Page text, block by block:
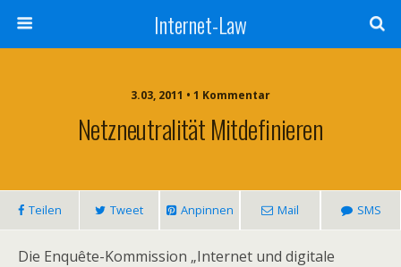
Internet-Law
3.03, 2011 • 1 Kommentar
Netzneutralität Mitdefinieren
Teilen Tweet Anpinnen Mail SMS
Die Enquête-Kommission „Internet und digitale